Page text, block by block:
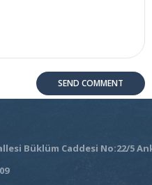
Büklüm Caddesi No:22/5